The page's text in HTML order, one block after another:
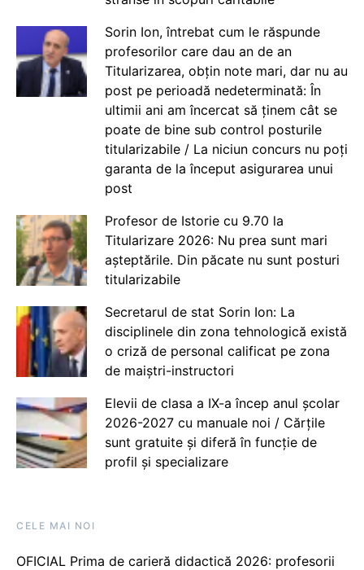
Sorin Ion, întrebat cum le răspunde
profesorilor care dau an de an
Titularizarea, obțin note mari, dar nu au
post pe perioadă nedeterminată: În
ultimii ani am încercat să ținem cât se
poate de bine sub control posturile
titularizabile / La niciun concurs nu poți
garanta de la început asigurarea unui
post
Profesor de Istorie cu 9.70 la
Titularizare 2026: Nu prea sunt mari
așteptările. Din păcate nu sunt posturi
titularizabile
Secretarul de stat Sorin Ion: La
disciplinele din zona tehnologică există
o criză de personal calificat pe zona
de maiștri-instructori
Elevii de clasa a IX-a încep anul școlar
2026-2027 cu manuale noi / Cărțile
sunt gratuite și diferă în funcție de
profil și specializare
CELE MAI NOI
OFICIAL Prima de carieră didactică 2026: profesorii